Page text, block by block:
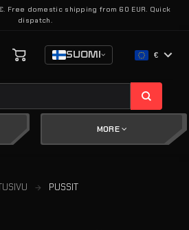
Free domestic shipping from 60 EUR. Quick
dispatch.
SUOMI €
MORE
PUSSIT